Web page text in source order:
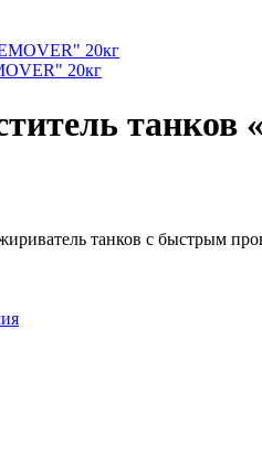
20кг
танков
танков с быстрым